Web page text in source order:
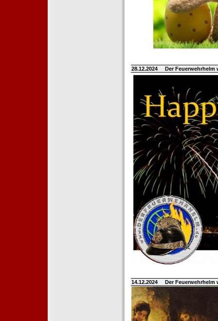
28.12.2024 Der
14.12.2024 Der